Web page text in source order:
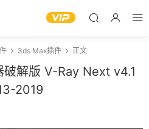
3ds Max插件 正文
解版 V-Ray Next v4.1
2019